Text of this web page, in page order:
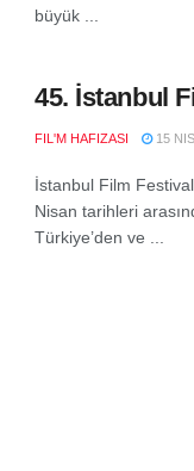
büyük ...
45. İstanbul
FIL'M HAFIZASI 15
İstanbul Film
Nisan tarihleri
Türkiye’den ve ...